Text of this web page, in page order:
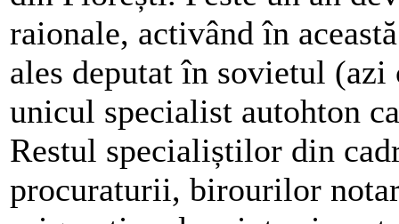
raionale, activând în
ales deputat în sovietul
unicul specialist autohton
Restul specialiștilor din
procuraturii, birourilor